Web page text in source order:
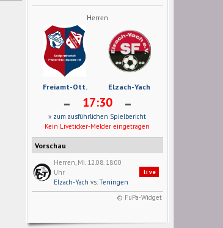
Herren
Freiamt-Ott. Elzach-Yach
- 17:30 -
» zum ausführlichen Spielbericht
Kein Liveticker-Melder eingetragen
Vorschau
Herren, Mi. 12.08. 18:00
Uhr
Elzach-Yach vs.Teningen
live
© FuPa-Widget